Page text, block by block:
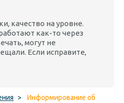
качество на уровне.
как-то через
могут не
Если исправите,
>
Информирование об